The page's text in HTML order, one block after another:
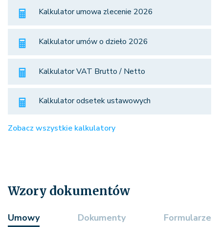
Kalkulator umowa zlecenie 2026
Kalkulator umów o dzieło 2026
Kalkulator VAT Brutto / Netto
Kalkulator odsetek ustawowych
Zobacz wszystkie kalkulatory
Wzory dokumentów
Umowy Dokumenty Formularze